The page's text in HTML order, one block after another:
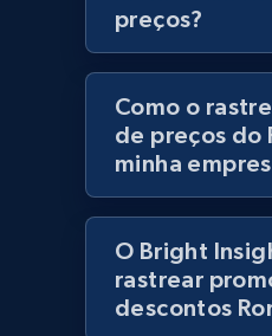
URL, Product id, Title,
Rating, Reviews count,
and more.
1.3K+ 175+
Zara - Products
Category id, Product id,
Currency, Colour code,
preços?
Como o
de preços do
minha
O Bright
rastrear
descontos